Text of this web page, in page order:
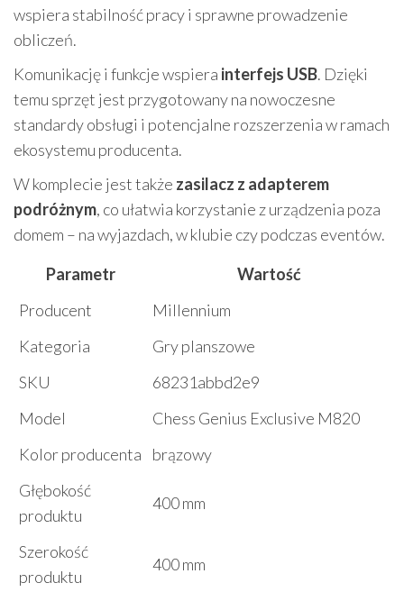
wspiera stabilność pracy i sprawne prowadzenie
obliczeń.
Komunikację i funkcje wspiera interfejs USB. Dzięki
temu sprzęt jest przygotowany na nowoczesne
standardy obsługi i potencjalne rozszerzenia w ramach
ekosystemu producenta.
W komplecie jest także zasilacz z adapterem
podróżnym, co ułatwia korzystanie z urządzenia poza
domem – na wyjazdach, w klubie czy podczas eventów.
Parametr
Wartość
Producent
Millennium
Kategoria
Gry planszowe
SKU
68231abbd2e9
Model
Chess Genius Exclusive M820
Kolor producenta
brązowy
Głębokość
produktu
400 mm
Szerokość
produktu
400 mm